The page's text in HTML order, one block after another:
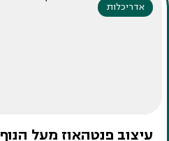
אדריכלות
עיצוב פנטהאוז מעל הנוף